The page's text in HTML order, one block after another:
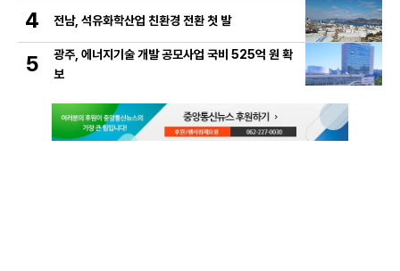
4 전남, 석유화학산업 친환경 전환 첫 발
5
광주, 에너지기술 개발 공모사업 국비 525억 원 확
보